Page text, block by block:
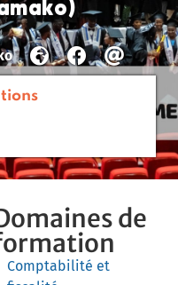
de
Comptabilité et